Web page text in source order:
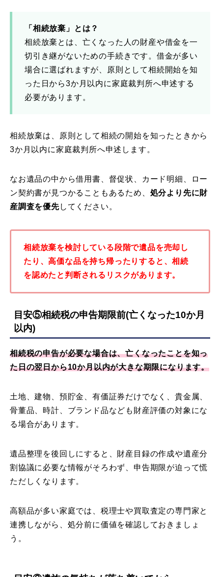
「相続放棄」とは？
相続放棄とは、亡くなった人の財産や借金を一
切引き継がないための手続きです。借金が多い
場合に選ばれますが、原則として相続開始を知
った日から3か月以内に家庭裁判所へ申述する
必要があります。
相続放棄は、原則として相続の開始を知ったときから
3か月以内に家庭裁判所へ申述します。
なお遺品の中から借用書、督促状、カード明細、ロー
ン契約書が見つかることもあるため、 処分より先に財
産調査を優先してください。
相続放棄を検討している段階で遺品を売却し
たり、高価な品を持ち帰ったりすると、相続
を認めたと判断されるリスクがあります。
目安⑤相続税の申告期限前(亡くなった10か月
以内)
相続税の申告が必要な場合は、亡くなったことを知っ
た日の翌日から10か月以内が大きな期限になります。
土地、建物、預貯金、有価証券だけでなく、貴金属、
骨董品、時計、ブランド品なども財産評価の対象にな
る場合があります。
遺品整理を後回しにすると、財産目録の作成や遺産分
割協議に必要な情報がそろわず、申告期限が迫って慌
ただしくなります。
高額品が多い家庭では、税理士や買取査定の専門家と
連携しながら、処分前に価値を確認しておきましょ
う。